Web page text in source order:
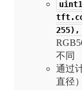
255),
不同
通过
直径